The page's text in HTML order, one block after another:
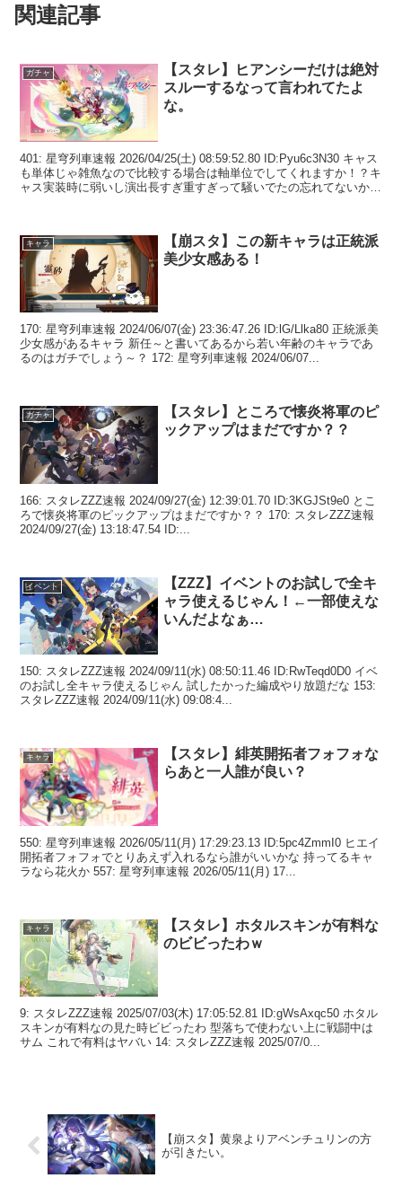
関連記事
ガチャ
【スタレ】ヒアンシーだけは絶対
スルーするなって言われてたよ
な。
401: 星穹列車速報 2026/04/25(土) 08:59:52.80 ID:Pyu6c3N30 キャス
も単体じゃ雑魚なので比較する場合は軸単位でしてくれますか！？キ
ャス実装時に弱いし演出長すぎ重すぎって騒いでたの忘れてないから
キャラ
【崩スタ】この新キャラは正統派
美少女感ある！
170: 星穹列車速報 2024/06/07(金) 23:36:47.26 ID:lG/Llka80 正統派美
少女感があるキャラ 新任～と書いてあるから若い年齢のキャラであ
るのはガチでしょう～？ 172: 星穹列車速報 2024/06/07...
ガチャ
【スタレ】ところで懐炎将軍のピ
ックアップはまだですか？？
166: スタレZZZ速報 2024/09/27(金) 12:39:01.70 ID:3KGJSt9e0 とこ
ろで懐炎将軍のピックアップはまだですか？？ 170: スタレZZZ速報
2024/09/27(金) 13:18:47.54 ID:...
イベント
【ZZZ】イベントのお試しで全キ
ャラ使えるじゃん！←一部使えな
いんだよなぁ…
150: スタレZZZ速報 2024/09/11(水) 08:50:11.46 ID:RwTeqd0D0 イベ
のお試し全キャラ使えるじゃん 試したかった編成やり放題だな 153:
スタレZZZ速報 2024/09/11(水) 09:08:4...
キャラ
【スタレ】緋英開拓者フォフォな
らあと一人誰が良い？
550: 星穹列車速報 2026/05/11(月) 17:29:23.13 ID:5pc4ZmmI0 ヒエイ
開拓者フォフォでとりあえず入れるなら誰がいいかな 持ってるキャ
ラなら花火か 557: 星穹列車速報 2026/05/11(月) 17...
キャラ
【スタレ】ホタルスキンが有料な
のビビったわｗ
9: スタレZZZ速報 2025/07/03(木) 17:05:52.81 ID:gWsAxqc50 ホタル
スキンが有料なの見た時ビビったわ 型落ちで使わない上に戦闘中は
サム これで有料はヤバい 14: スタレZZZ速報 2025/07/0...
【崩スタ】黄泉よりアベンチュリンの方
が引きたい。